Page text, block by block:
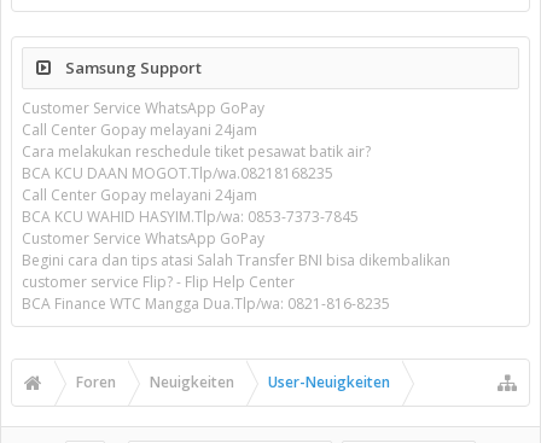
Samsung Support
Customer Service WhatsApp GoPay
Call Center Gopay melayani 24jam
Cara melakukan reschedule tiket pesawat batik air?
BCA KCU DAAN MOGOT.Tlp/wa.08218168235
Call Center Gopay melayani 24jam
BCA KCU WAHID HASYIM.Tlp/wa: 0853-7373-7845
Customer Service WhatsApp GoPay
Begini cara dan tips atasi Salah Transfer BNI bisa dikembalikan
customer service Flip? - Flip Help Center
BCA Finance WTC Mangga Dua.Tlp/wa: 0821-816-8235
Foren Neuigkeiten User-Neuigkeiten